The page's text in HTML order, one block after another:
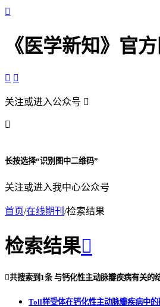

《医学新知》官
 
关注或进入公众号 

长按选择“识别图中二维码”
关注或进入我中心公众号
首页/在线期刊 /检索结果
检索结果
共搜索到 1条与钙化性主动脉瓣疾病有关的
Toll样受体在钙化性主动脉瓣疾病中的